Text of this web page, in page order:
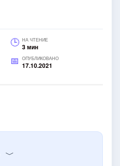
НА ЧТЕНИЕ
3 мин
ОПУБЛИКОВАНО
17.10.2021